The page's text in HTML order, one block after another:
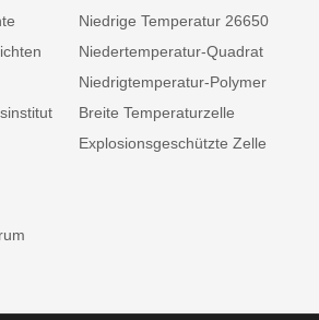
Niedrige Temperatur 26650
Niedertemperatur-Quadrat
Niedrigtemperatur-Polymer
Breite Temperaturzelle
Explosionsgeschützte Zelle